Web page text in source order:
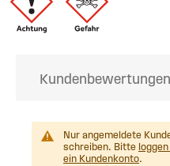
Kundenbewertungen
Nur angemeldete
schreiben. Bitte
ein Kundenkonto.